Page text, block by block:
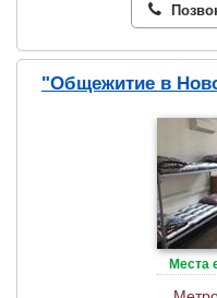
"Общежитие в
Места